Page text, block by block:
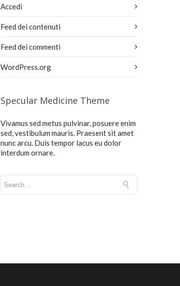
Accedi
Feed dei contenuti
Feed dei commenti
WordPress.org
Specular Medicine Theme
Vivamus sed metus pulvinar, posuere enim
sed, vestibulum mauris. Praesent sit amet
nunc arcu. Duis tempor lacus eu dolor
interdum ornare.